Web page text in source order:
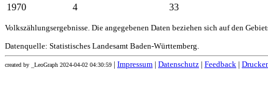
1970
4 33
Volkszählungsergebnisse. Die angegebenen Daten beziehen sich auf den
Datenquelle: Statistisches Landesamt Baden-Württemberg.
created by _LeoGraph 2024-04-02 04:30:59 Impressum Datenschutz Feedback